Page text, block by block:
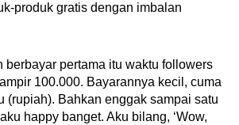
produk gratis dengan imbalan
berbayar pertama itu waktu followers
100.000. Bayarannya kecil, cuma
(rupiah). Bahkan enggak sampai satu
happy banget. Aku bilang, ‘Wow,